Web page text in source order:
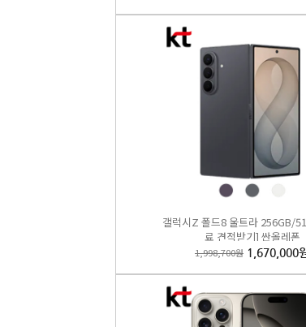
갤럭시Z 폴드8 울트라 256GB/
료 견적받기] 싼올레폰
1,998,700원 1,670,000